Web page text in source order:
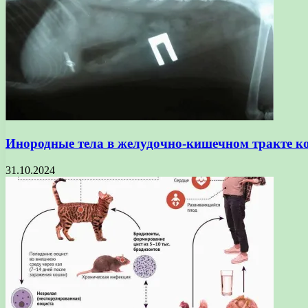
Инородные тела в желудочно-кишечном тракте
31.10.2024